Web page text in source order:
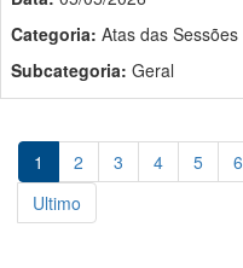
Categoria: Atas das Sessões
Subcategoria: Geral
1 2 3 4 5 6
Ultimo